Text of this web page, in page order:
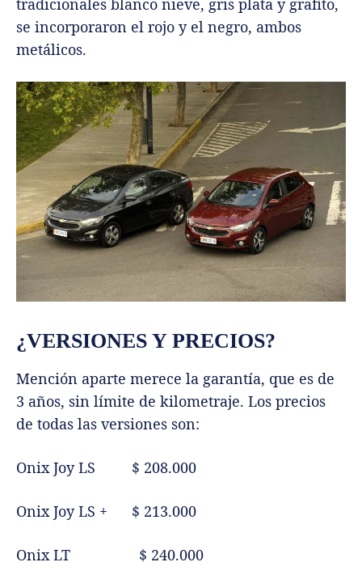
tradicionales blanco nieve, gris plata y grafito,
se incorporaron el rojo y el negro, ambos
metálicos.
¿VERSIONES Y PRECIOS?
Mención aparte merece la garantía, que es de
3 años, sin límite de kilometraje. Los precios
de todas las versiones son:
Onix Joy LS $ 208.000
Onix Joy LS + $ 213.000
Onix LT $ 240.000